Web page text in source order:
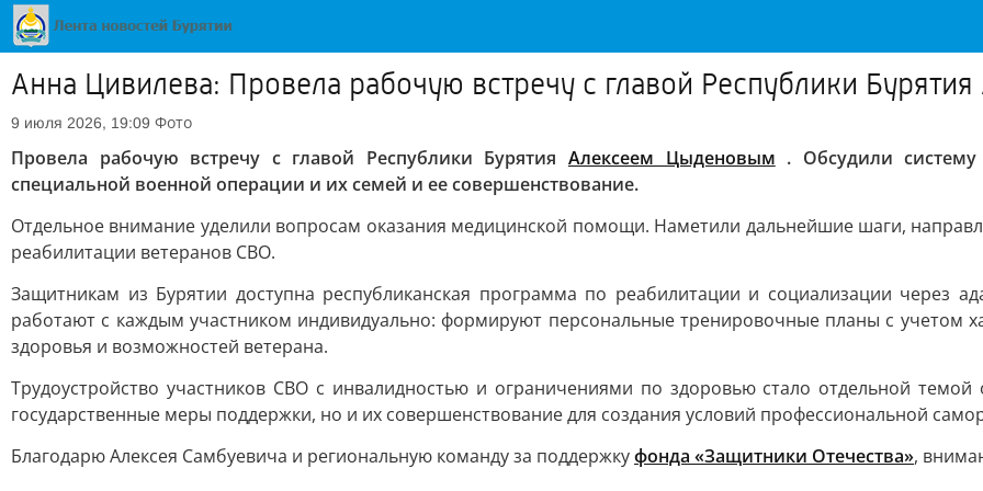
Анна Цивилева: Провела рабочую встречу с главой Республики
9 июля 2026, 19:09 Фото
Провела рабочую встречу с главой Республики Бурятия Алексеем Цыденовым . Обсудили
специальной военной операции и их семей и ее совершенствование.
Отдельное внимание уделили вопросам оказания медицинской помощи. Наметили дальнейшие шаги,
реабилитации ветеранов СВО.
Защитникам из Бурятии доступна республиканская программа по реабилитации и социализации через
работают с каждым участником индивидуально: формируют персональные тренировочные планы с учетом
здоровья и возможностей ветерана.
Трудоустройство участников СВО с инвалидностью и ограничениями по здоровью стало отдельной
государственные меры поддержки, но и их совершенствование для создания условий профессиональной
Благодарю Алексея Самбуевича и региональную команду за поддержкуфонда «Защитники Отечества»,